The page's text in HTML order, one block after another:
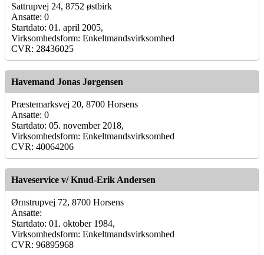
Sattrupvej 24, 8752 østbirk
Ansatte: 0
Startdato: 01. april 2005,
Virksomhedsform: Enkeltmandsvirksomhed
CVR: 28436025
Havemand Jonas Jørgensen
Præstemarksvej 20, 8700 Horsens
Ansatte: 0
Startdato: 05. november 2018,
Virksomhedsform: Enkeltmandsvirksomhed
CVR: 40064206
Haveservice v/ Knud-Erik Andersen
Ørnstrupvej 72, 8700 Horsens
Ansatte:
Startdato: 01. oktober 1984,
Virksomhedsform: Enkeltmandsvirksomhed
CVR: 96895968